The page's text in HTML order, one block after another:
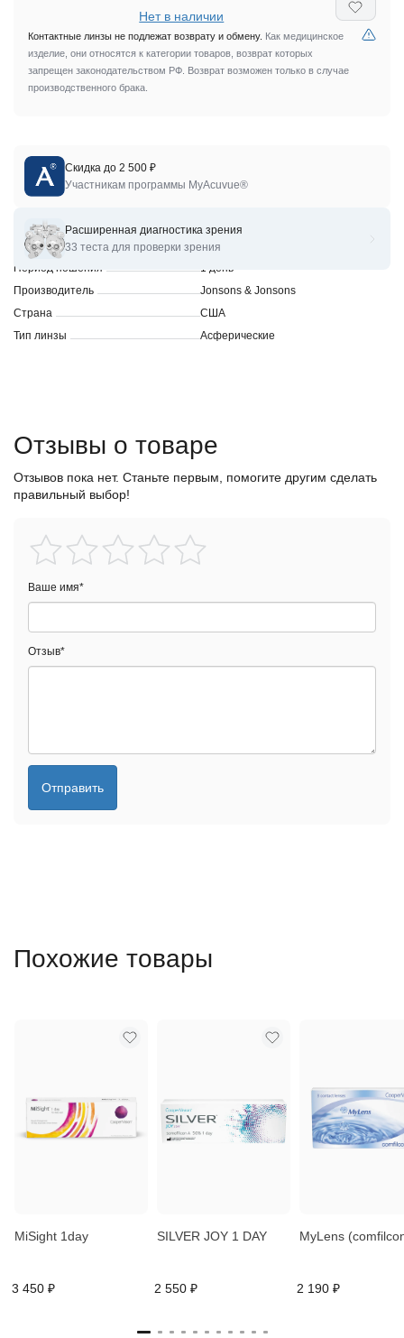
Линзы для коррекции зрения 1-DAY ACUVUE MOIST
Характеристики
Бренд
Acuvue
Период ношения
1 день
Производитель
Jonsons & Jonsons
Страна
США
Тип линзы
Асферические
Нет в наличии
Контактные линзы не подлежат возврату и обмену. Как медицинское
изделие, они относятся к категории товаров, возврат которых
запрещен законодательством РФ. Возврат возможен только в случае
производственного брака.
Скидка до 2 500 ₽
Участникам программы MyAcuvue®
Расширенная диагностика зрения
33 теста для проверки зрения
Отзывы о товаре
Отзывов пока нет. Станьте первым, помогите другим сделать
правильный выбор!
Ваше имя*
Отзыв*
Отправить
Похожие товары
MiSight 1day
3 450 ₽
SILVER JOY 1 DAY
2 550 ₽
MyLens
2 190 ₽